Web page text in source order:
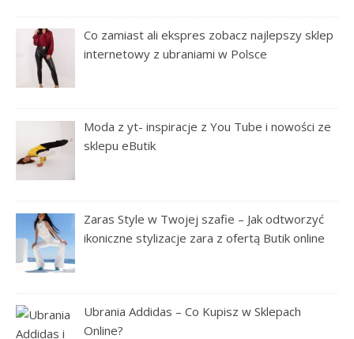
Co zamiast ali ekspres zobacz najlepszy sklep
internetowy z ubraniami w Polsce
Moda z yt- inspiracje z You Tube i nowości ze
sklepu eButik
Zaras Style w Twojej szafie – Jak odtworzyć
ikoniczne stylizacje zara z ofertą Butik online
Ubrania Addidas – Co Kupisz w Sklepach
Online?